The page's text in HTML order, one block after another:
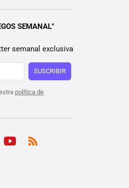
SEMANAL"
semanal exclusiva
SUSCRIBIR
política de